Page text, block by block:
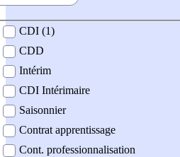
contrat
CDI (1)
CDD
Intérim
CDI Intérimaire
Saisonnier
Contrat apprentissage
Cont. professionnalisation